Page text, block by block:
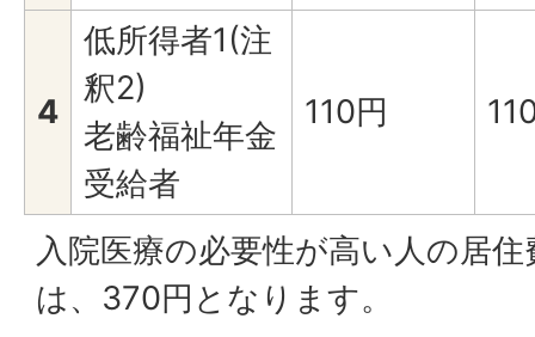
4
低所得者1(注
釈2)
老齢福祉年金
受給者
110円
入院医療の必要性が高い人の居
は、370円となります。